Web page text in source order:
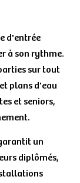
d'entrée
à son rythme.
sur tout
plans d'eau
et seniors,
un
diplômés,